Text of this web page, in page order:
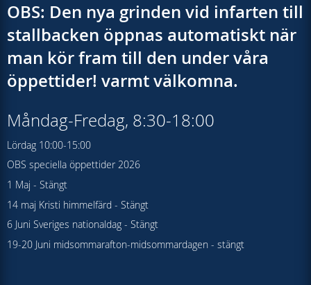
OBS: Den nya grinden vid infarten till
stallbacken öppnas automatiskt när
man kör fram till den under våra
öppettider! varmt välkomna.
Måndag-Fredag, 8:30-18:00
Lördag 10:00-15:00
OBS speciella öppettider 2026
1 Maj - Stängt
14 maj Kristi himmelfärd - Stängt
6 Juni Sveriges nationaldag - Stängt
19-20 Juni midsommarafton-midsommardagen - stängt